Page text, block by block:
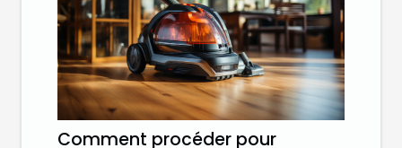
Comment procéder pour